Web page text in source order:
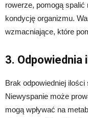
rowerze, pomogą spalić
kondycję organizmu.
wzmacniające, które
3. Odpowiednia
Brak odpowiedniej
Niewyspanie może
mogą wpływać na